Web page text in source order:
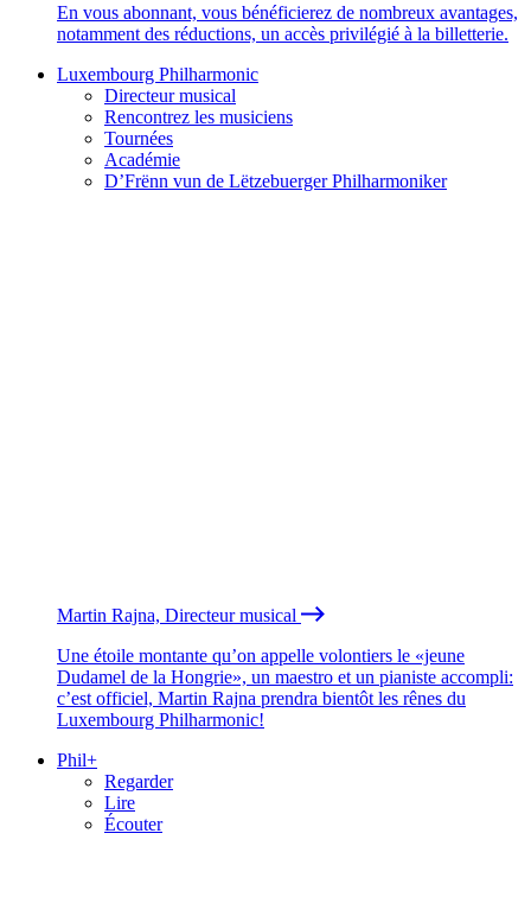
En vous abonnant, vous bénéficierez de nombreux avantages,
notamment des réductions, un accès privilégié à la billetterie.
Luxembourg Philharmonic
Directeur musical
Rencontrez les musiciens
Tournées
Académie
D’Frënn vun de Lëtzebuerger Philharmoniker
Martin Rajna, Directeur musical
Une étoile montante qu’on appelle volontiers le «jeune
Dudamel de la Hongrie», un maestro et un pianiste accompli:
c’est officiel, Martin Rajna prendra bientôt les rênes du
Luxembourg Philharmonic!
Phil+
Regarder
Lire
Écouter